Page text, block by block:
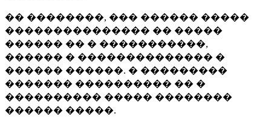
�� ��������, ��� ������ �����
��������������� �� �����
������ �� � �����������,
������ � �������������� �
������ ������. � ���������
������� ���������� �� �
���������� ����� ��������
������ �����.